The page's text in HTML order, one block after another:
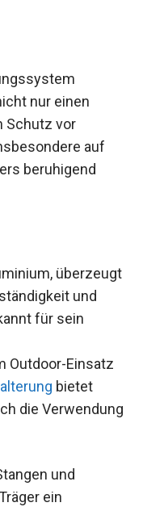
nur einen
Schutz vor
auf
beruhigend
überzeugt
und
für sein
Outdoor-Einsatz
bietet
die Verwendung
und
ein